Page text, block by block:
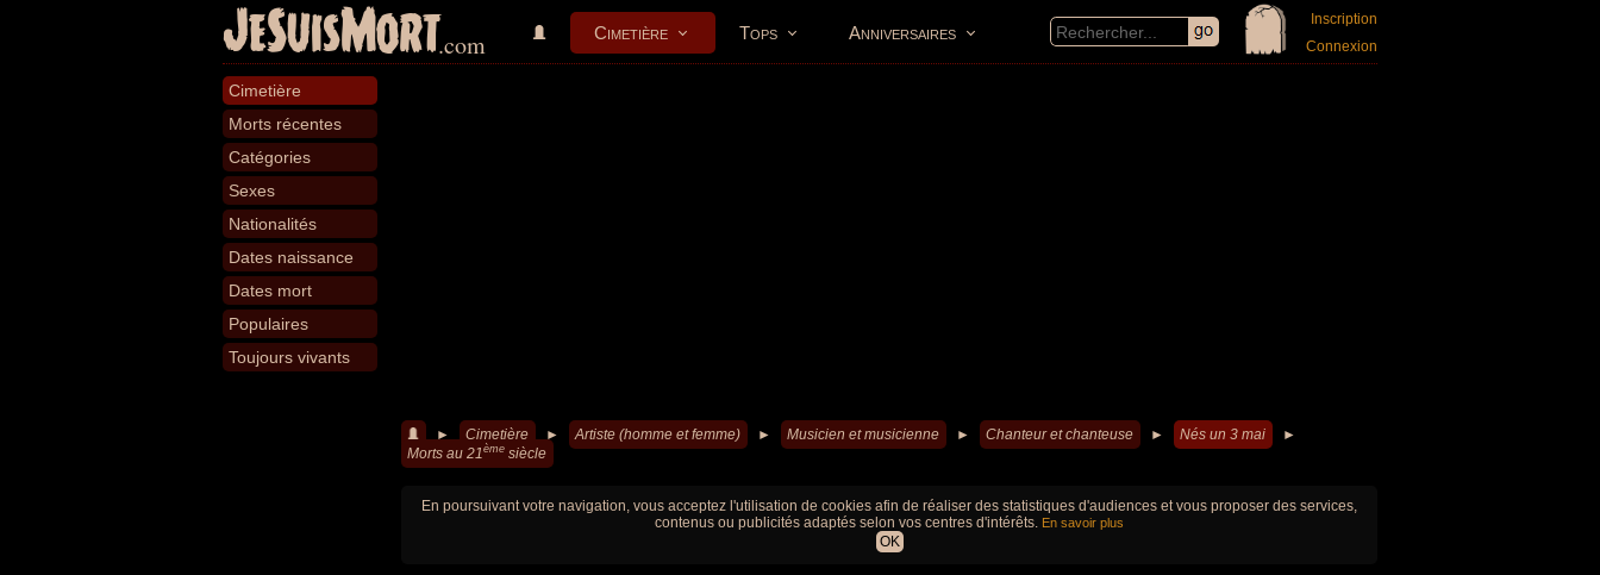
JeSuisMort.com Cimetière Tops Anniversaires
Inscription
Connexion
Cimetière
Morts récentes
Catégories
Sexes
Nationalités
Dates naissance
Dates mort
Populaires
Toujours vivants
► Cimetière ► Artiste (homme et femme) ► Musicien et musicienne ► Chanteur et chanteuse ► Nés un 3 mai
►
Morts au 21ème siècle
En poursuivant votre navigation, vous acceptez l'utilisation de cookies afin de réaliser des statistiques d'audiences et vous proposer des services,
contenus ou publicités adaptés selon vos centres d'intérêts. En savoir plus
OK